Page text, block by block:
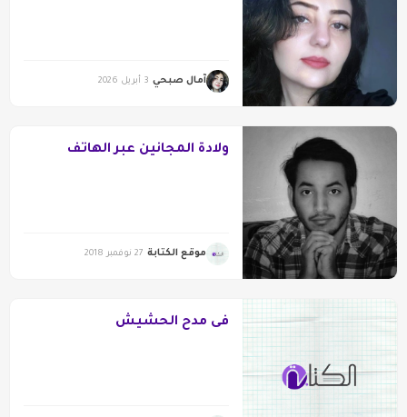
آمال صبحي 3 أبريل 2026
ولادة المجانين عبر الهاتف
موقع الكتابة 27 نوفمبر 2018
فى مدح الحشيش